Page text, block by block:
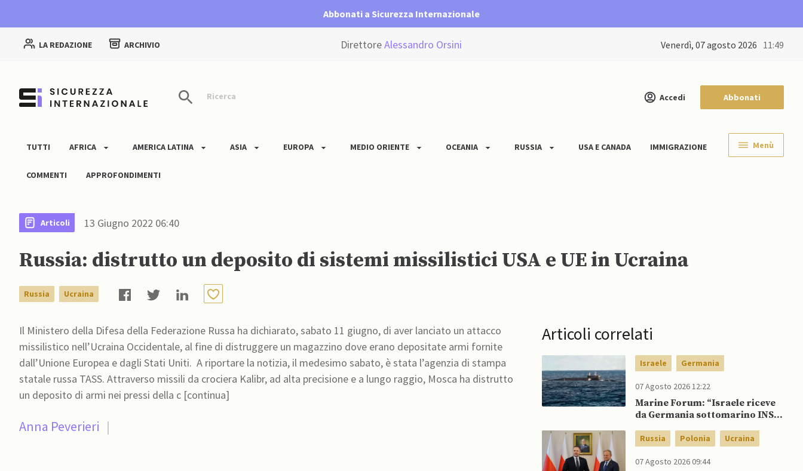
Abbonati a Sicurezza Internazionale
LA REDAZIONE ARCHIVIO DirettoreAlessandro Orsini venerdì, 07 agosto 2026 11:49
Ricerca Accedi Abbonati
TUTTI AFRICA AMERICA LATINA ASIA EUROPA MEDIO ORIENTE OCEANIA RUSSIA USA E CANADA IMMIGRAZIONE
COMMENTI APPROFONDIMENTI
Menù
Articoli 13 Giugno 2022 06:40
Russia: distrutto un deposito di sistemi missilistici USA e UE in Ucraina
Russia Ucraina
Il Ministero della Difesa della Federazione Russa ha dichiarato, sabato 11 giugno, di aver lanciato un attacco
missilistico nell’Ucraina Occidentale, al fine di distruggere un magazzino dove erano depositate armi fornite
dall’Unione Europea e dagli Stati Uniti. A riportare la notizia, il medesimo sabato, è stata l’agenzia di stampa
statale russa TASS. Attraverso missili da crociera Kalibr, ad alta precisione e a lungo raggio, Mosca ha distrutto
un deposito di armi nei pressi della c [continua]
Anna Peverieri |
Articoli correlati
Israele Germania
07 Agosto 2026 12:22
Marine Forum: “Israele riceve
da Germania sottomarino INS
Russia Polonia Ucraina
07 Agosto 2026 09:44